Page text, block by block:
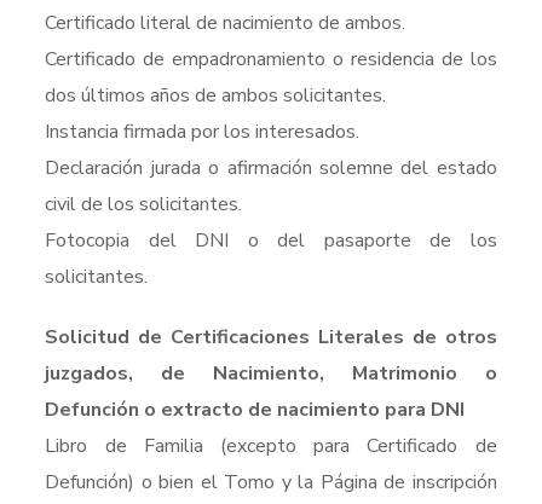
Certificado literal de nacimiento de ambos.
Certificado de empadronamiento o residencia de los
dos últimos años de ambos solicitantes.
Instancia firmada por los interesados.
Declaración jurada o afirmación solemne del estado
civil de los solicitantes.
Fotocopia del DNI o del pasaporte de los
solicitantes.
Solicitud de Certificaciones Literales de otros
juzgados, de Nacimiento, Matrimonio o
Defunción o extracto de nacimiento para DNI
Libro de Familia (excepto para Certificado de
Defunción) o bien el Tomo y la Página de inscripción